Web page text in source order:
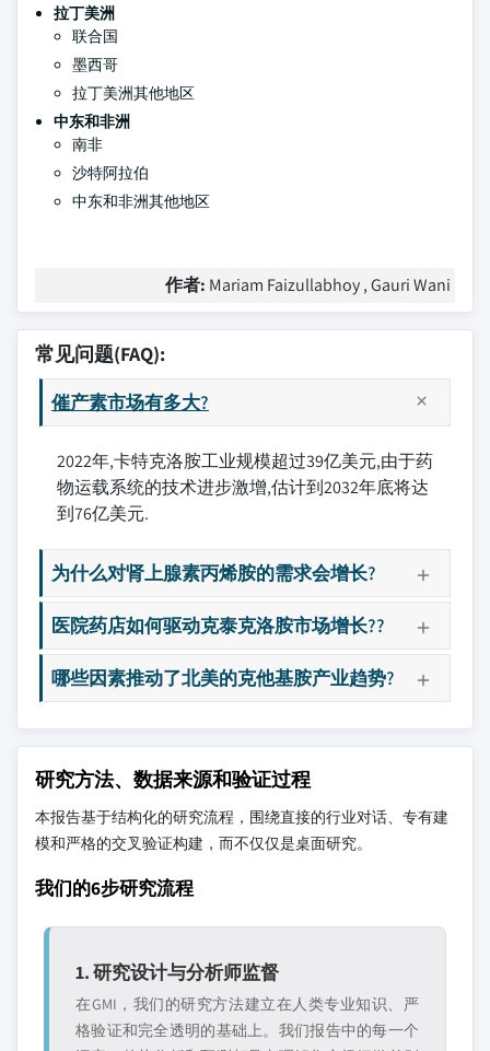
拉丁美洲
联合国
墨西哥
拉丁美洲其他地区
中东和非洲
南非
沙特阿拉伯
中东和非洲其他地区
作者: Mariam Faizullabhoy , Gauri Wani
常见问题(FAQ):
催产素市场有多大?
2022年,卡特克洛胺工业规模超过39亿美元,由于药
物运载系统的技术进步激增,估计到2032年底将达
到76亿美元.
为什么对肾上腺素丙烯胺的需求会增长?
医院药店如何驱动克泰克洛胺市场增长??
哪些因素推动了北美的克他基胺产业趋势?
研究方法、数据来源和验证过程
本报告基于结构化的研究流程，围绕直接的行业对话、专有建
模和严格的交叉验证构建，而不仅仅是桌面研究。
我们的6步研究流程
1. 研究设计与分析师监督
在GMI，我们的研究方法建立在人类专业知识、严
格验证和完全透明的基础上。我们报告中的每一个